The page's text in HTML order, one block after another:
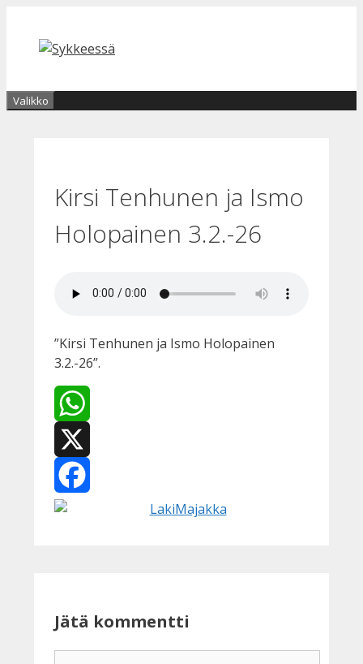
sisältöön
Valikko
Kirsi Tenhunen ja Ismo
Holopainen 3.2.-26
”Kirsi Tenhunen ja Ismo Holopainen
3.2.-26”.
WhatsApp
X
Facebook
Jätä kommentti